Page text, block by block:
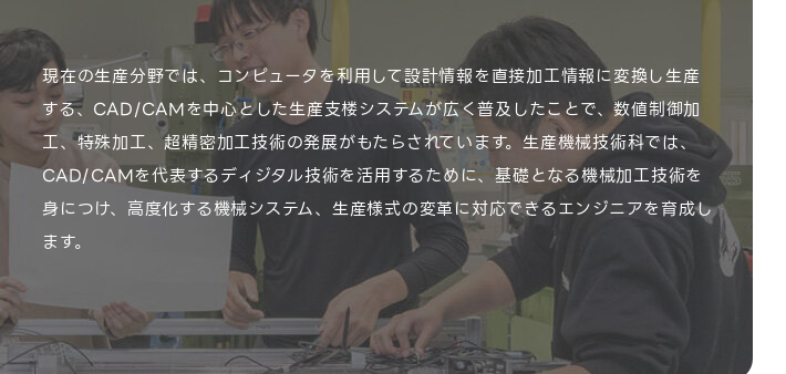
現在の生産分野では、コンピュータを利用して設計情報を直接加工情報に変換し生産
する、CAD/CAMを中心とした生産支楼システムが広く普及したことで、数値制御加
工、特殊加工、超精密加工技術の発展がもたらされています。生産機械技術科では、
CAD/CAMを代表するディジタル技術を活用するために、基礎となる機械加工技術を
身につけ、高度化する機械システム、生産様式の変革に対応できるエンジニアを育成し
ます。